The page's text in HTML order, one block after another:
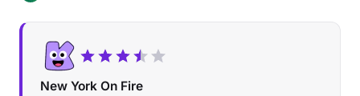
New York On Fire